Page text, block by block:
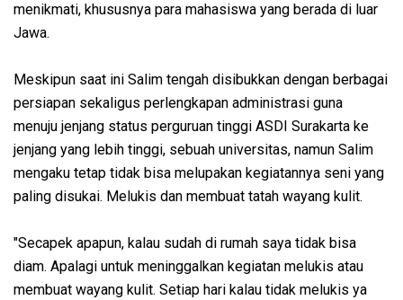
menikmati, khususnya para mahasiswa yang berada di luar
Jawa.
Meskipun saat ini Salim tengah disibukkan dengan berbagai
persiapan sekaligus perlengkapan administrasi guna
menuju jenjang status perguruan tinggi ASDI Surakarta ke
jenjang yang lebih tinggi, sebuah universitas, namun Salim
mengaku tetap tidak bisa melupakan kegiatannya seni yang
paling disukai. Melukis dan membuat tatah wayang kulit.
"Secapek apapun, kalau sudah di rumah saya tidak bisa
diam. Apalagi untuk meninggalkan kegiatan melukis atau
membuat wayang kulit. Setiap hari kalau tidak melukis ya